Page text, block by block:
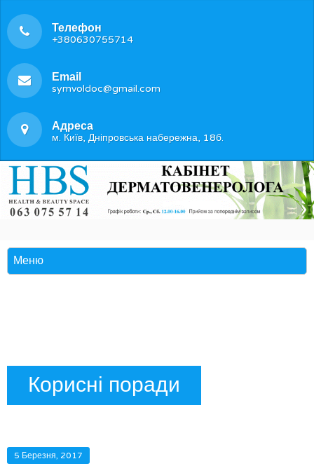
Телефон
+380630755714
Email
symvoldoc@gmail.com
Адреса
м. Київ, Дніпровська набережна, 18б.
Корисні поради
5 Березня, 2017